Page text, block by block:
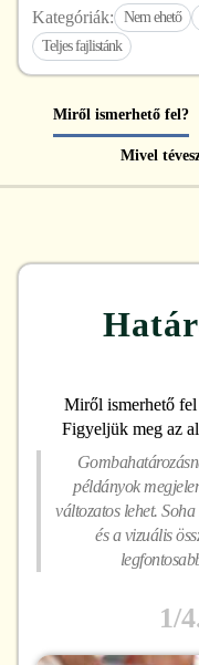
Kategóriák: Nem ehető
Teljes fajlistánk
Miről ismerhető fel?
Mivel
Miről ismerhető fel
Figyeljük meg az
példányok
változatos lehet.
és a vizuális
1/